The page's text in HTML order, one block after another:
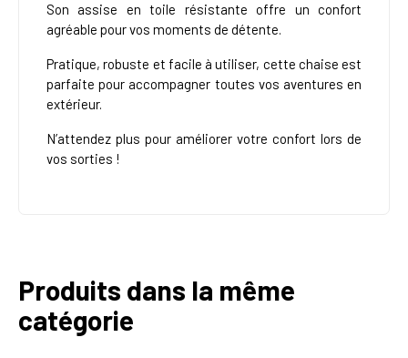
Son assise en toile résistante offre un confort
agréable pour vos moments de détente.
Pratique, robuste et facile à utiliser, cette chaise est
parfaite pour accompagner toutes vos aventures en
extérieur.
N’attendez plus pour améliorer votre confort lors de
vos sorties !
Produits dans la même
catégorie